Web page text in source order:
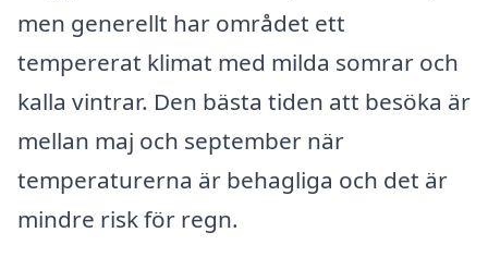
men generellt har området ett
tempererat klimat med milda somrar och
kalla vintrar. Den bästa tiden att besöka är
mellan maj och september när
temperaturerna är behagliga och det är
mindre risk för regn.